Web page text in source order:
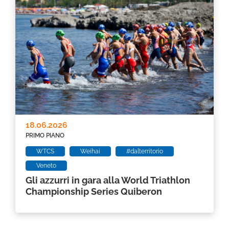
Gli azzurri in gara alla World Triathlon
Championship Series Quiberon
PRIMO PIANO
18.06.2026
WTCS Weihai #dalterritorio
Veneto